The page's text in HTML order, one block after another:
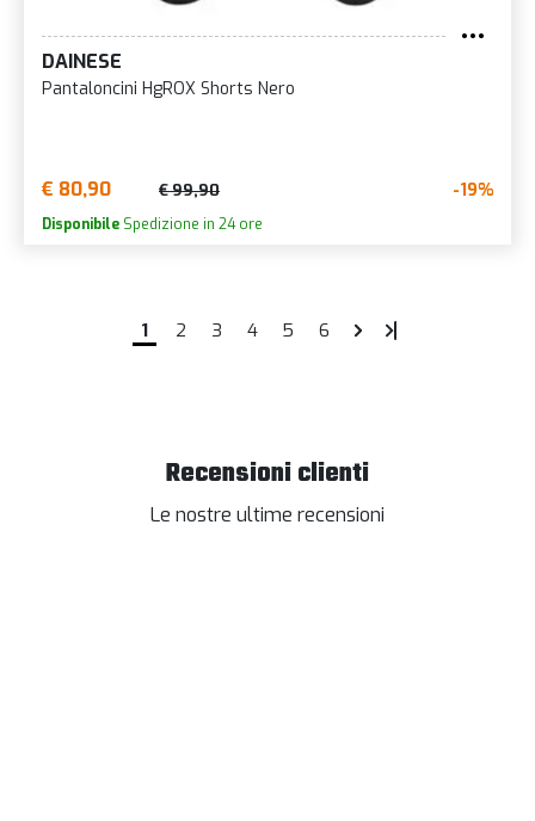
DAINESE
Pantaloncini HgROX Shorts Nero
€ 80,90 € 99,90 -19%
Disponibile Spedizione in 24 ore
1 2 3 4 5 6
Recensioni clienti
Le nostre ultime recensioni